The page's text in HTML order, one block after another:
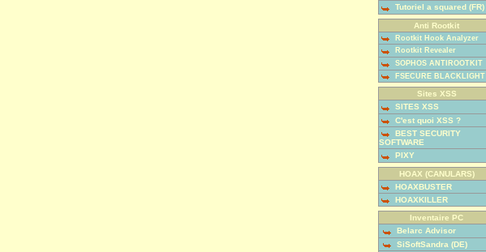
Tutoriel a squared (FR)
Anti Rootkit
Rootkit Hook Analyzer
Rootkit Revealer
SOPHOS ANTIROOTKIT
FSECURE BLACKLIGHT
Sites XSS
SITES XSS
C'est quoi XSS ?
BEST SECURITY
SOFTWARE
PIXY
HOAX (CANULARS)
HOAXBUSTER
HOAXKILLER
Inventaire PC
Belarc Advisor
SiSoftSandra (DE)